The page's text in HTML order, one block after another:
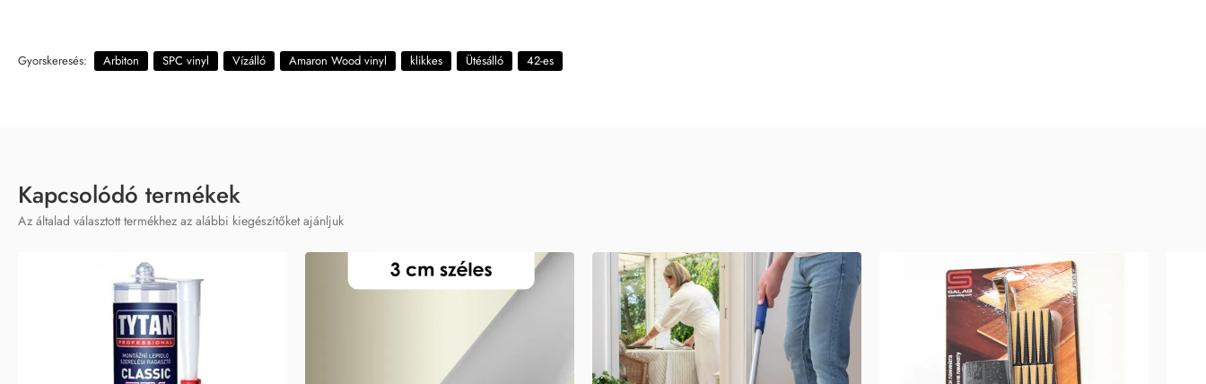
Gyorskeresés: Arbiton SPC vinyl Vízálló Amaron Wood vinyl klikkes Ütésálló 42-es
Kapcsolódó termékek
Az általad választott termékhez az alábbi kiegészítőket ajánljuk